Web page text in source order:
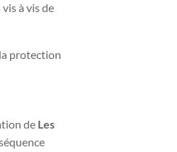
à vis de
protection
de Les